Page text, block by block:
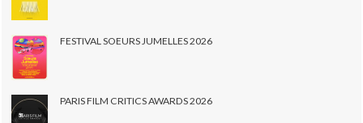
FESTIVAL SOEURS JUMELLES 2026
PARIS FILM CRITICS AWARDS 2026